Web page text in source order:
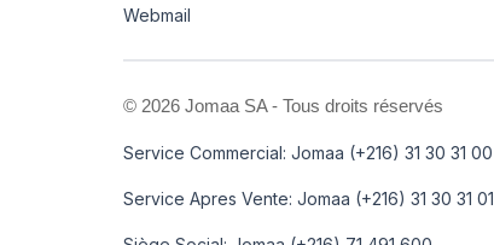
Webmail
© 2026 Jomaa SA - Tous droits réservés
Service Commercial: Jomaa (+216) 31 30 31 00
Service Apres Vente: Jomaa (+216) 31 30 31 01